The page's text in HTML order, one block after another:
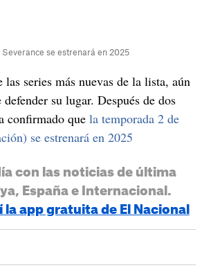
Severance se estrenará en 2025
series más nuevas de la lista, aún
su lugar. Después de dos
confirmado que la temporada 2 de
se estrenará en 2025
con las noticias de última
España e Internacional.
la app gratuita de El Nacional